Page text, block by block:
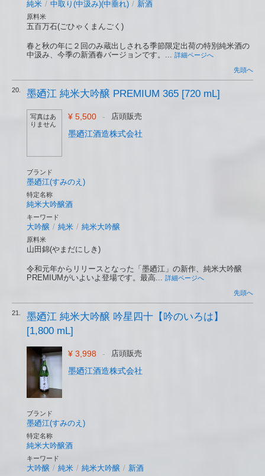
純米 / 中取り(中汲み)(中垂れ) / 新酒
原料米
五百万石(ごひゃくまんごく)
春と秋の年に２回のみ蔵出しされる季節限定出荷の特別純米酒の
中汲み、今季の新酒春バージョンです。... 詳細ページへ
先頭へ
20. 墨廼江 純米大吟醸 PREMIUM 365 [720 mL]
写真はあ
りません
¥ 5,500 - 店頭販売
墨廼江酒造株式会社
ブランド
墨廼江(すみのえ)
特定名称
純米大吟醸酒
キーワード
大吟醸 / 純米 / 純米大吟醸
原料米
山田錦(やまだにしき)
令和元年からリリースとなった「墨廼江」の新作、純米大吟醸
PREMIUMがいよいよ登場です。最高... 詳細ページへ
先頭へ
21.
墨廼江 純米大吟醸 吟星四十【吟のいろは】
[1,800 mL]
¥ 3,998 - 店頭販売
墨廼江酒造株式会社
ブランド
墨廼江(すみのえ)
特定名称
純米大吟醸酒
キーワード
大吟醸 / 純米 / 純米大吟醸 / 新酒